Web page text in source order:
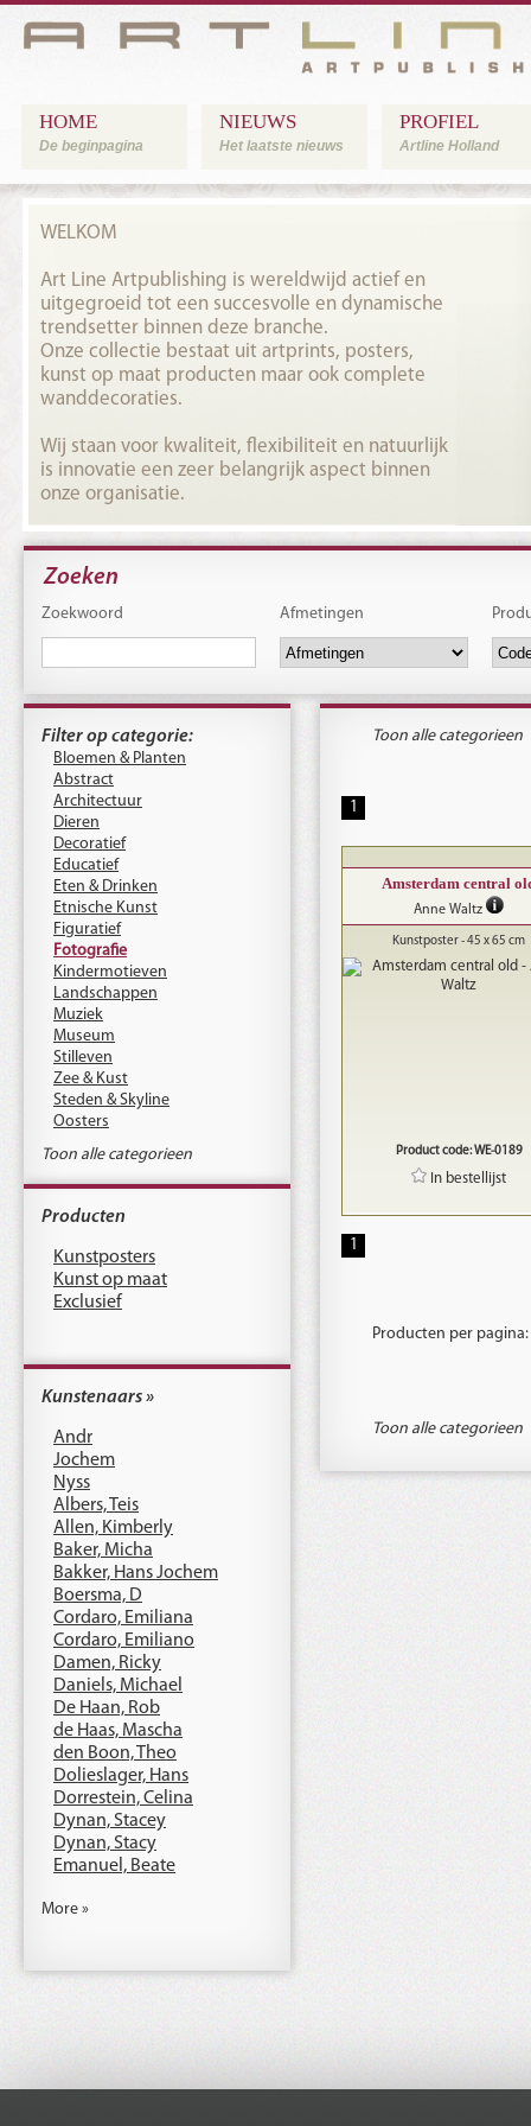
HOME
De beginpagina
NIEUWS
Het laatste nieuws
PROFIEL
Artline Holland
WELKOM
Art Line Artpublishing is wereldwijd actief en
uitgegroeid tot een succesvolle en dynamische
trendsetter binnen deze branche.
Onze collectie bestaat uit artprints, posters,
kunst op maat producten maar ook complete
wanddecoraties.
Wij staan voor kwaliteit, flexibiliteit en natuurlijk
is innovatie een zeer belangrijk aspect binnen
onze organisatie.
Zoeken
Zoekwoord Afmetingen
Filter op categorie:
Bloemen & Planten
Abstract
Architectuur
Dieren
Decoratief
Educatief
Eten & Drinken
Etnische Kunst
Figuratief
Fotografie
Kindermotieven
Landschappen
Muziek
Museum
Stilleven
Zee & Kust
Steden & Skyline
Oosters
Toon alle categorieen
Producten
Kunstposters
Kunst op maat
Exclusief
Kunstenaars »
Andr
Jochem
Nyss
Albers, Teis
Allen, Kimberly
Baker, Micha
Bakker, Hans Jochem
Boersma, D
Cordaro, Emiliana
Cordaro, Emiliano
Damen, Ricky
Daniels, Michael
De Haan, Rob
de Haas, Mascha
den Boon, Theo
Dolieslager, Hans
Dorrestein, Celina
Dynan, Stacey
Dynan, Stacy
Emanuel, Beate
More »
Toon alle categorieen
1
Amsterdam central
Anne Waltz
Kunstposter - 45 x 65 cm
Product code: WE-0189
In bestellijst
1
Producten per pagina:
Toon alle categorieen